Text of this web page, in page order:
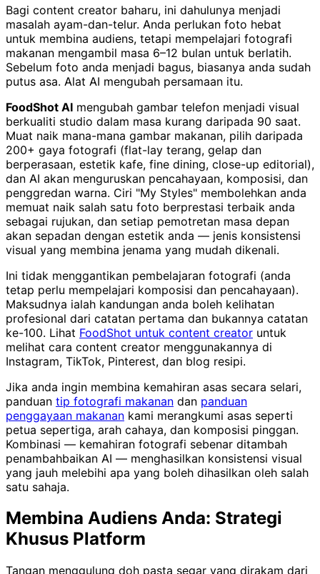
Bagi content creator baharu, ini dahulunya menjadi
masalah ayam-dan-telur. Anda perlukan foto hebat
untuk membina audiens, tetapi mempelajari fotografi
makanan mengambil masa 6–12 bulan untuk berlatih.
Sebelum foto anda menjadi bagus, biasanya anda sudah
putus asa. Alat AI mengubah persamaan itu.
FoodShot AI mengubah gambar telefon menjadi visual
berkualiti studio dalam masa kurang daripada 90 saat.
Muat naik mana-mana gambar makanan, pilih daripada
200+ gaya fotografi (flat-lay terang, gelap dan
berperasaan, estetik kafe, fine dining, close-up editorial),
dan AI akan menguruskan pencahayaan, komposisi, dan
penggredan warna. Ciri "My Styles" membolehkan anda
memuat naik salah satu foto berprestasi terbaik anda
sebagai rujukan, dan setiap pemotretan masa depan
akan sepadan dengan estetik anda — jenis konsistensi
visual yang membina jenama yang mudah dikenali.
Ini tidak menggantikan pembelajaran fotografi (anda
tetap perlu mempelajari komposisi dan pencahayaan).
Maksudnya ialah kandungan anda boleh kelihatan
profesional dari catatan pertama dan bukannya catatan
ke-100. Lihat FoodShot untuk content creator untuk
melihat cara content creator menggunakannya di
Instagram, TikTok, Pinterest, dan blog resipi.
Jika anda ingin membina kemahiran asas secara selari,
panduan tip fotografi makanan dan panduan
penggayaan makanan kami merangkumi asas seperti
petua sepertiga, arah cahaya, dan komposisi pinggan.
Kombinasi — kemahiran fotografi sebenar ditambah
penambahbaikan AI — menghasilkan konsistensi visual
yang jauh melebihi apa yang boleh dihasilkan oleh salah
satu sahaja.
Membina Audiens Anda: Strategi
Khusus Platform
Tangan menggulung doh pasta segar yang dirakam dari